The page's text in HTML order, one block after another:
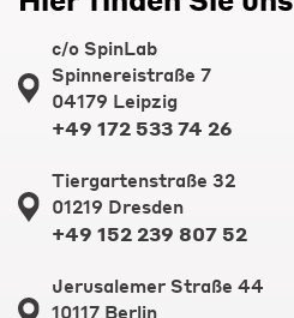
c/o SpinLab
Spinnereistraße 7
04179 Leipzig
+49 172 533 74 26
Tiergartenstraße 32
01219 Dresden
+49 152 239 807 52
Jerusalemer Straße 44
10117 Berlin